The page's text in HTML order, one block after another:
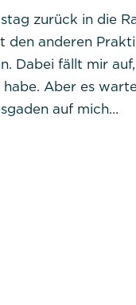
zurück in die
anderen
Dabei fällt mir
Aber es
auf mich…